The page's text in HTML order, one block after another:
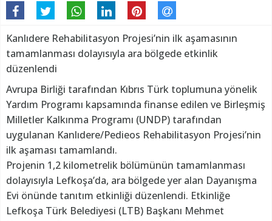
Kanlıdere Rehabilitasyon Projesi’nin ilk aşamasının
tamamlanması dolayısıyla ara bölgede etkinlik
düzenlendi
Avrupa Birliği tarafından Kıbrıs Türk toplumuna yönelik
Yardım Programı kapsamında finanse edilen ve Birleşmiş
Milletler Kalkınma Programı (UNDP) tarafından
uygulanan Kanlıdere/Pedieos Rehabilitasyon Projesi’nin
ilk aşaması tamamlandı.
Projenin 1,2 kilometrelik bölümünün tamamlanması
dolayısıyla Lefkoşa’da, ara bölgede yer alan Dayanışma
Evi önünde tanıtım etkinliği düzenlendi. Etkinliğe
Lefkoşa Türk Belediyesi (LTB) Başkanı Mehmet